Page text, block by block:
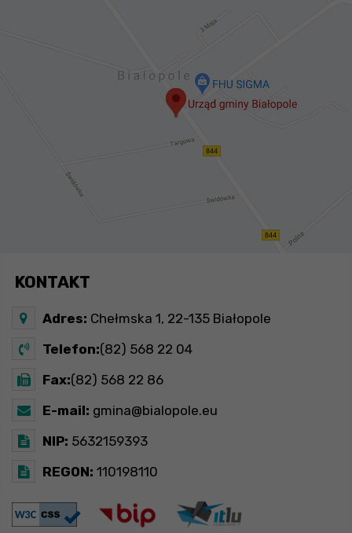
KONTAKT
Adres: Chełmska 1, 22-135 Białopole
Telefon:(82) 568 22 04
Fax:(82) 568 22 86
E-mail: gmina@bialopole.eu
NIP: 5632159393
REGON: 110198110